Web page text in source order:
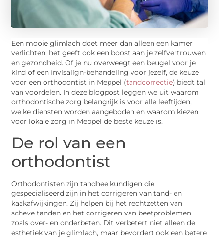
Een mooie glimlach doet meer dan alleen een kamer
verlichten; het geeft ook een boost aan je zelfvertrouwen
en gezondheid. Of je nu overweegt een beugel voor je
kind of een Invisalign-behandeling voor jezelf, de keuze
voor een orthodontist in Meppel (tandcorrectie) biedt tal
van voordelen. In deze blogpost leggen we uit waarom
orthodontische zorg belangrijk is voor alle leeftijden,
welke diensten worden aangeboden en waarom kiezen
voor lokale zorg in Meppel de beste keuze is.
De rol van een
orthodontist
Orthodontisten zijn tandheelkundigen die
gespecialiseerd zijn in het corrigeren van tand- en
kaakafwijkingen. Zij helpen bij het rechtzetten van
scheve tanden en het corrigeren van beetproblemen
zoals over- en onderbeten. Dit verbetert niet alleen de
esthetiek van je glimlach, maar bevordert ook een betere